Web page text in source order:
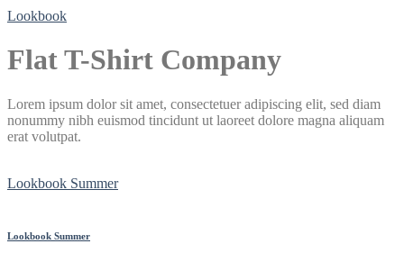
Lookbook
Flat T-Shirt Company
Lorem ipsum dolor sit amet, consectetuer adipiscing elit, sed diam
nonummy nibh euismod tincidunt ut laoreet dolore magna aliquam
erat volutpat.
Lookbook Summer
Lookbook Summer